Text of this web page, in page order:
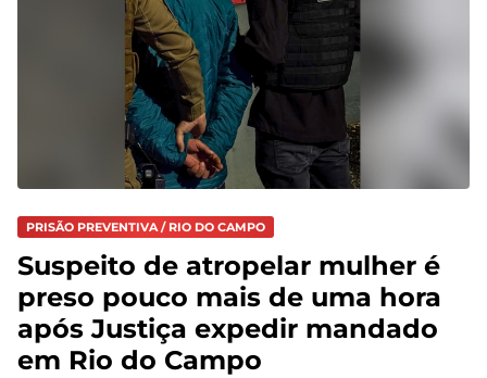
PRISÃO PREVENTIVA / RIO DO CAMPO
Suspeito de atropelar mulher é
preso pouco mais de uma hora
após Justiça expedir mandado
em Rio do Campo